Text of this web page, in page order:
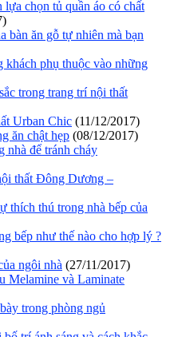
chọn tủ quần áo có chất
bàn ăn gỗ tự nhiên mà bạn
khách phụ thuộc vào những
trong trang trí nội thất
Urban Chic (11/12/2017)
ăn chật hẹp (08/12/2017)
nhà để tránh cháy
thất Đông Dương –
thích thú trong nhà bếp của
bếp như thế nào cho hợp lý ?
ngôi nhà (27/11/2017)
Melamine và Laminate
trong phòng ngủ